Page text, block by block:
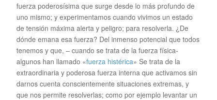
fuerza poderosísima que surge desde lo más profundo de
uno mismo; y experimentamos cuando vivimos un estado
de tensión máxima alerta y peligro; para resolverla. ¿De
dónde emana esa fuerza? Del inmenso potencial que todos
tenemos y que, – cuando se trata de la fuerza física-
algunos han llamado «fuerza histérica» Se trata de la
extraordinaria y poderosa fuerza interna que activamos sin
darnos cuenta conscientemente situaciones extremas, y
que nos permite resolverlas; como por ejemplo levantar un